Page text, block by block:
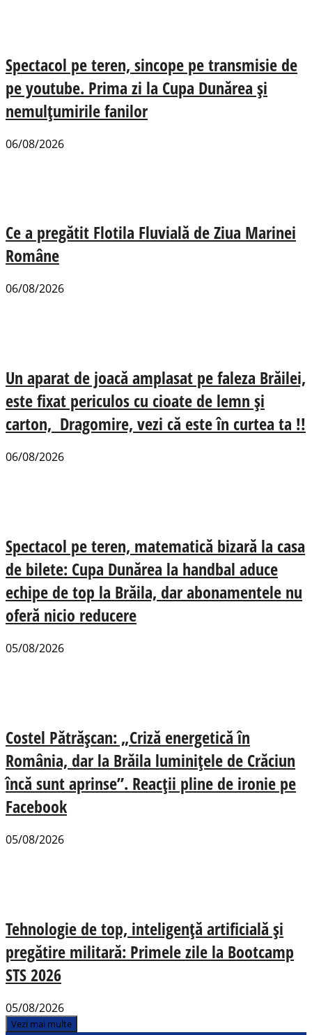
Spectacol pe teren, sincope pe transmisie de
pe youtube. Prima zi la Cupa Dunărea și
nemulțumirile fanilor
06/08/2026
Ce a pregătit Flotila Fluvială de Ziua Marinei
Române
06/08/2026
Un aparat de joacă amplasat pe faleza Brăilei,
este fixat periculos cu cioate de lemn și
carton, Dragomire, vezi că este în curtea ta !!
06/08/2026
Spectacol pe teren, matematică bizară la casa
de bilete: Cupa Dunărea la handbal aduce
echipe de top la Brăila, dar abonamentele nu
oferă nicio reducere
05/08/2026
Costel Pătrășcan: „Criză energetică în
România, dar la Brăila luminițele de Crăciun
încă sunt aprinse”. Reacții pline de ironie pe
Facebook
05/08/2026
Tehnologie de top, inteligență artificială și
pregătire militară: Primele zile la Bootcamp
STS 2026
05/08/2026
Vezi mai multe